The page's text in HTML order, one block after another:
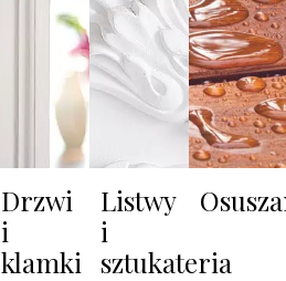
Drzwi
i
klamki
Listwy
i
sztukateria